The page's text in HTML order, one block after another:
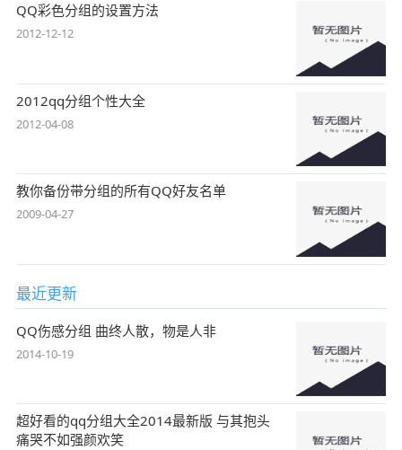
QQ彩色分组的设置方法
2012-12-12
2012qq分组个性大全
2012-04-08
教你备份带分组的所有QQ好友名单
2009-04-27
最近更新
QQ伤感分组 曲终人散，物是人非
2014-10-19
超好看的qq分组大全2014最新版 与其抱头
痛哭不如强颜欢笑